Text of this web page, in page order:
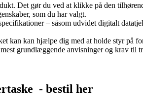
Det gør du ved at klikke på den
som du har valgt.
– såsom udvidet digitalt
kan kan hjælpe dig med at holde styr
grundlæggende anvisninger og krav
- bestil her